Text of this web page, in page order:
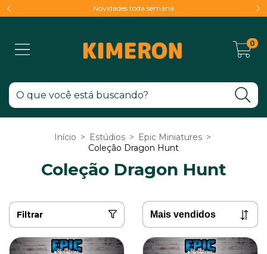
Novidades toda semana
0
Início > Estúdios > Epic Miniatures >
Coleção Dragon Hunt
Coleção Dragon Hunt
Filtrar